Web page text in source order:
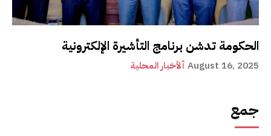
الحكومة تدشن برنامج التأشيرة الإلكترونية
ألأخبار المحلية August 16, 2025
جمع